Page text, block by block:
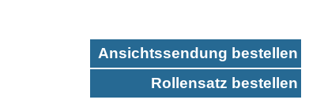
Ansichtssendung bestellen
Rollensatz bestellen